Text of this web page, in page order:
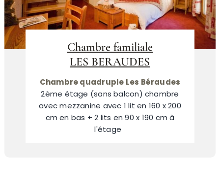
Chambre familiale
LES BERAUDES
Chambre quadruple Les Béraudes
2ème étage (sans balcon) chambre
avec mezzanine avec 1 lit en 160 x 200
cm en bas + 2 lits en 90 x 190 cm à
l'étage